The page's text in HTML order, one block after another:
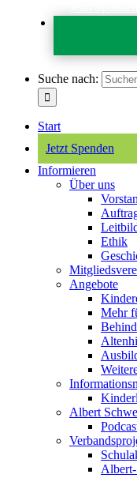
Suche nach:
Start
Jetzt Spenden
Informieren
Über uns
Ethik
Angebote
Mehr
Albert